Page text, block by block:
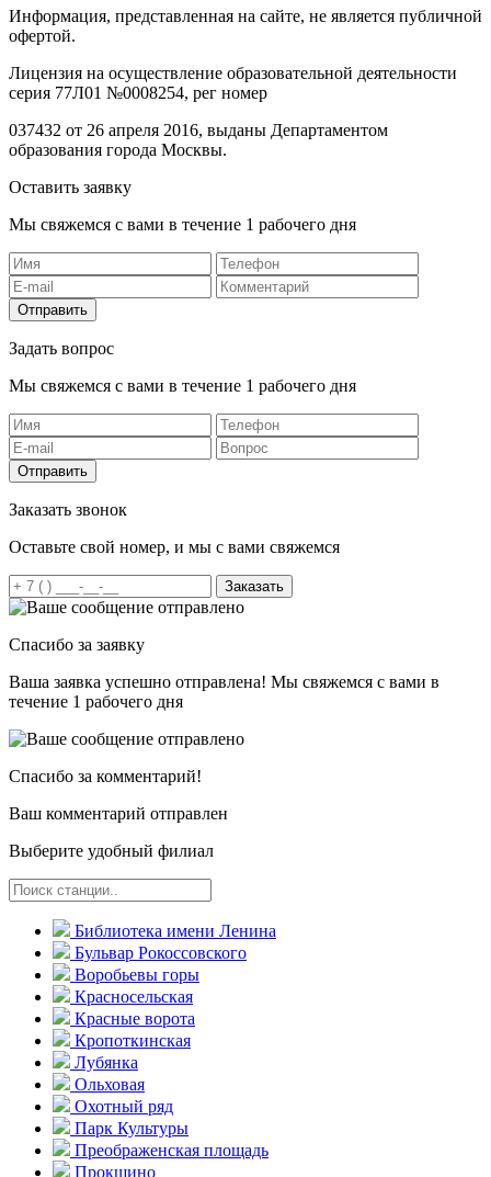
Информация, представленная на сайте, не является публичной
офертой.
Лицензия на осуществление образовательной деятельности
серия 77Л01 №0008254, рег номер
037432 от 26 апреля 2016, выданы Департаментом
образования города Москвы.
Оставить заявку
Мы свяжемся с вами в течение 1 рабочего дня
Отправить
Задать вопрос
Мы свяжемся с вами в течение 1 рабочего дня
Отправить
Заказать звонок
Оставьте свой номер, и мы с вами свяжемся
Заказать
Спасибо за заявку
Ваша заявка успешно отправлена! Мы свяжемся с вами в
течение 1 рабочего дня
Спасибо за комментарий!
Ваш комментарий отправлен
Выберите удобный филиал
Библиотека имени Ленина
Бульвар Рокоссовского
Воробьевы горы
Красно­сельская
Красные ворота
Кропоткинс­кая
Лубянка
Ольховая
Охотный ряд
Парк Культуры
Преобра­женская площадь
Прокшино